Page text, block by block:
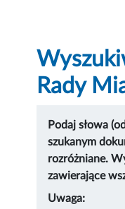
Rady
Podaj słowa
szukanym
rozróżniane.
zawierające
Uwaga: